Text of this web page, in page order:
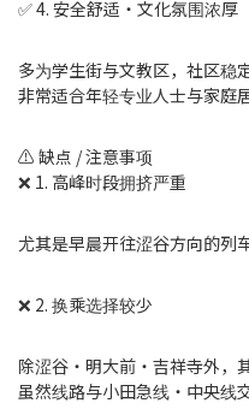
✅ 4. 安全舒适・文化氛围浓厚
多为学生街与文教区，社区稳
非常适合年轻专业人士与家庭居
⚠️ 缺点 / 注意事项
❌ 1. 高峰时段拥挤严重
尤其是早晨开往涩谷方向的列
❌ 2. 换乘选择较少
除涩谷・明大前・吉祥寺外，
虽然线路与小田急线・中央线